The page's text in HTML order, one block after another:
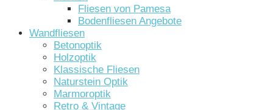
Fliesen von Pamesa
Bodenfliesen Angebote
Wandfliesen
Betonoptik
Holzoptik
Klassische Fliesen
Naturstein Optik
Marmoroptik
Retro & Vintage